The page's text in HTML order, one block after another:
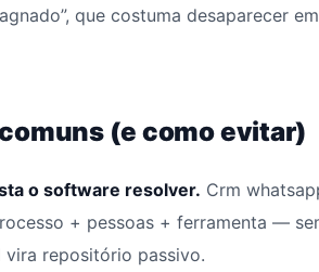
que costuma desaparecer
(e como evitar)
o software resolver. Crm
+ pessoas + ferramenta —
vira repositório passivo.